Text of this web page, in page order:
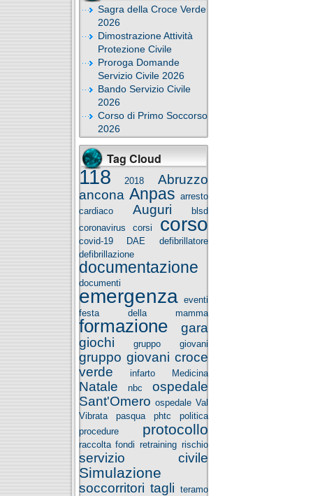
Sagra della Croce Verde
2026
Dimostrazione Attività
Protezione Civile
Proroga Domande
Servizio Civile 2026
Bando Servizio Civile
2026
Corso di Primo Soccorso
2026
Tag Cloud
118 2018
Abruzzo
ancona Anpas arresto
cardiaco
Auguri
blsd
coronavirus
corsi corso
covid-19 DAE
defibrillatore
defibrillazione
documentazione
documenti
emergenza eventi
festa della mamma
formazione
gara
giochi
gruppo giovani
gruppo giovani croce
verde
infarto Medicina
Natale nbc
ospedale
Sant'Omero ospedale Val
Vibrata
pasqua phtc
politica
procedure
protocollo
raccolta fondi retraining rischio
servizio civile
Simulazione
soccorritori tagli teramo